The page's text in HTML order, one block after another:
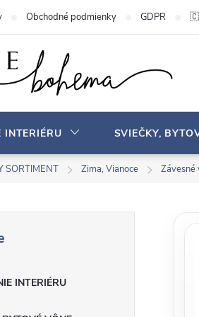
Obchodné podmienky GDPR
INTERIÉRU SVIEČKY,
SORTIMENT Zima, Vianoce Závesné
INTERIÉRU